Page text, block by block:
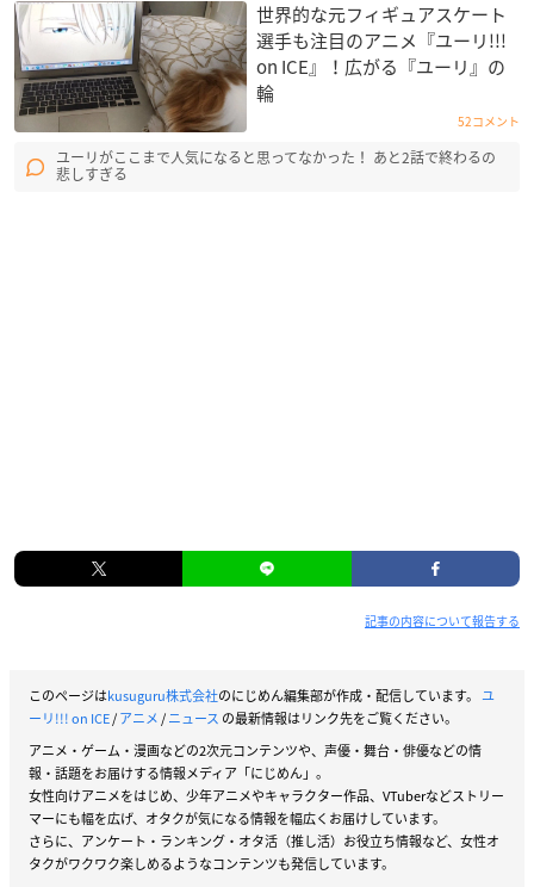
世界的な元フィギュアスケート
選手も注目のアニメ『ユーリ!!!
on ICE』！広がる『ユーリ』の
輪
52コメント
ユーリがここまで人気になると思ってなかった！ あと2話で終わるの
悲しすぎる
記事の内容について報告する
このページはkusuguru株式会社のにじめん編集部が作成・配信しています。 ユ
ーリ!!! on ICE/アニメ/ニュース の最新情報はリンク先をご覧ください。
アニメ・ゲーム・漫画などの2次元コンテンツや、声優・舞台・俳優などの情
報・話題をお届けする情報メディア「にじめん」。
女性向けアニメをはじめ、少年アニメやキャラクター作品、VTuberなどストリー
マーにも幅を広げ、オタクが気になる情報を幅広くお届けしています。
さらに、アンケート・ランキング・オタ活（推し活）お役立ち情報など、女性オ
タクがワクワク楽しめるようなコンテンツも発信しています。